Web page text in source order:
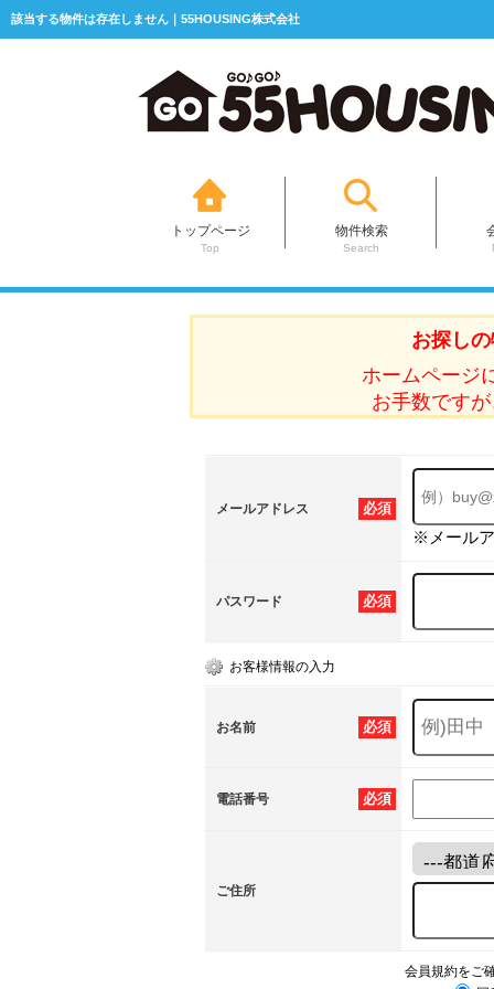
該当する物件は存在しません｜55HOUSING株式会社
トップページ
Top
物件検索
Search
お探し
ホームページ
お手数です
必須
メールアドレス
※メール
必須
パスワード
お客様情報の入力
必須
お名前
必須
電話番号
ご住所
会員規約をご